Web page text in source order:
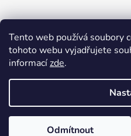
Tento web používá soubory
tohoto webu vyjadřujete
informacízde.
Odmítnout
Vyhledávání